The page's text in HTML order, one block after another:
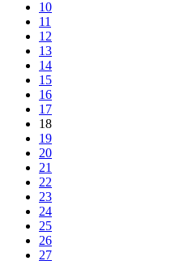
10
11
12
13
14
15
16
17
18
19
20
21
22
23
24
25
26
27